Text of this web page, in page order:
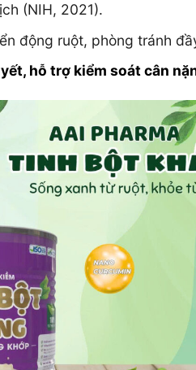
(NIH, 2021).
động ruột, phòng tránh
hỗ trợ kiểm soát cân